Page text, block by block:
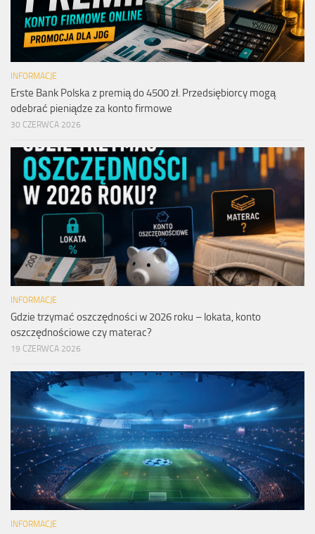
INFORMACJE
Erste Bank Polska z premią do 4500 zł. Przedsiębiorcy mogą
odebrać pieniądze za konto firmowe
30 CZERWCA 2026
INFORMACJE
Gdzie trzymać oszczędności w 2026 roku – lokata, konto
oszczędnościowe czy materac?
19 CZERWCA 2026
INFORMACJE